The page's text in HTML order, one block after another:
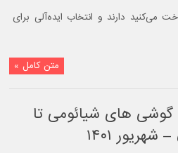
می‌کنید دارند و انتخاب ایده‌آلی برای
متن کامل »
گوشی های شیائومی تا